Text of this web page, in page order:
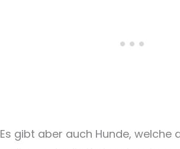
Es gibt aber auch Hunde, welche